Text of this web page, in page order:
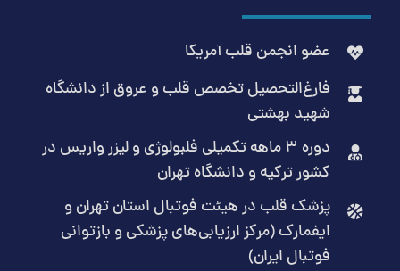
عضو انجمن قلب آمریکا
فارغ‌التحصیل تخصص قلب و عروق از دانشگاه
شهید بهشتی
دوره 3 ماهه تکمیلی فلبولوژی و لیزر واریس در
کشور ترکیه و دانشگاه تهران
پزشک قلب در هیئت فوتبال استان تهران و
ایفمارک (مرکز ارزیابی‌های پزشکی و بازتوانی
فوتبال ایران)